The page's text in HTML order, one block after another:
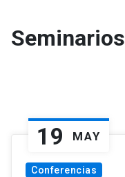
Seminarios
19 MAY
Conferencias